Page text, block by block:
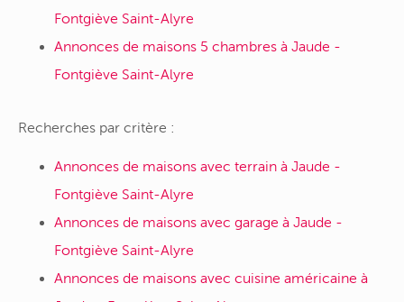
Fontgiève Saint-Alyre
Annonces de maisons 5 chambres à Jaude -
Fontgiève Saint-Alyre
Recherches par critère :
Annonces de maisons avec terrain à Jaude -
Fontgiève Saint-Alyre
Annonces de maisons avec garage à Jaude -
Fontgiève Saint-Alyre
Annonces de maisons avec cuisine américaine à